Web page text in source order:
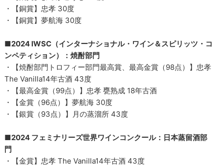
・【銅賞】忠孝 30度
・【銅賞】夢航海 30度
■2024 IWSC（インターナショナル・ワイン＆スピリッツ・コ
ンペティション）：焼酎部門
・【焼酎部門トロフィー部門最高賞、最高金賞（98点）】忠孝
The Vanilla14年古酒 43度
・【最高金賞（99点）】忠孝 甕熟成 18年古酒
・【金賞（96点）】夢航海 30度
・【銀賞（93点）】月の蒸溜所 43度
■2024 フェミナリーズ世界ワインコンクール：日本蒸留酒部
門
・【金賞】忠孝 The Vanilla14年古酒 43度